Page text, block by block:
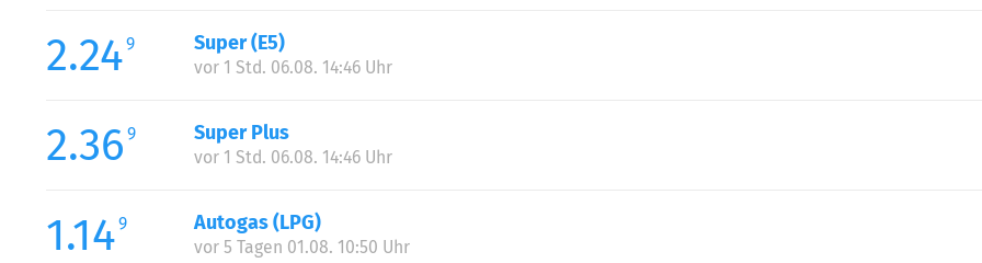
2.249 Super (E5)
vor 1 Std. 06.08. 14:46 Uhr
2.36 9 Super Plus
vor 1 Std. 06.08. 14:46 Uhr
1.149 Autogas (LPG)
vor 5 Tagen 01.08. 10:50 Uhr